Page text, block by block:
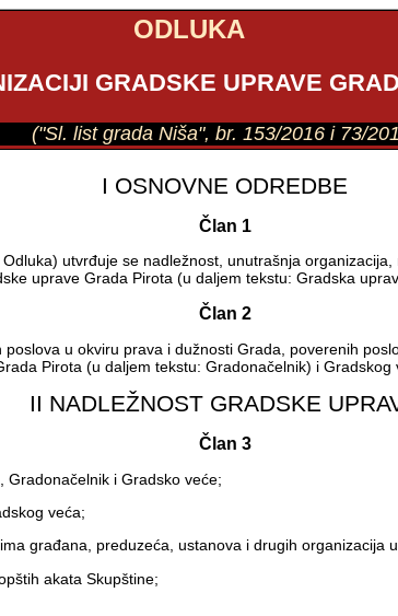
ODLUKA
GRADSKE UPRAVE
("Sl. list grada Niša", br. 153/2016 i 73/
I OSNOVNE ODREDBE
Član 1
utvrđuje se nadležnost, unutrašnja
uprave Grada Pirota (u daljem tekstu: Gradska
Član 2
u okviru prava i dužnosti Grada, poverenih
Pirota (u daljem tekstu: Gradonačelnik) i
II NADLEŽNOST GRADSKE
Član 3
Gradonačelnik i Gradsko veće;
veća;
građana, preduzeća, ustanova i drugih organizacija
akata Skupštine;